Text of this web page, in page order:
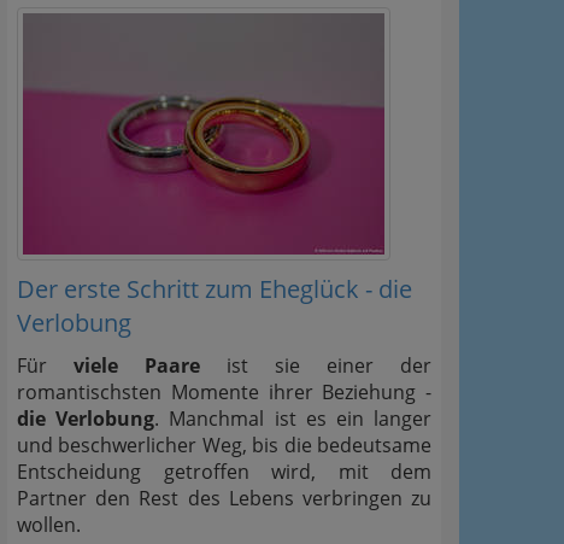
Der erste Schritt zum Eheglück - die
Verlobung
Für viele Paare ist sie einer der
romantischsten Momente ihrer Beziehung -
die Verlobung. Manchmal ist es ein langer
und beschwerlicher Weg, bis die bedeutsame
Entscheidung getroffen wird, mit dem
Partner den Rest des Lebens verbringen zu
wollen.